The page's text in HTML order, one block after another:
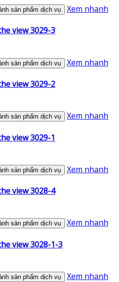
sản phẩm dịch vụ Xem nhanh
view 3029-3
sản phẩm dịch vụ Xem nhanh
view 3029-2
sản phẩm dịch vụ Xem nhanh
view 3029-1
sản phẩm dịch vụ Xem nhanh
view 3028-4
sản phẩm dịch vụ Xem nhanh
view 3028-1-3
sản phẩm dịch vụ Xem nhanh